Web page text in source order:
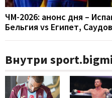
ЧМ-2026: анонс дня –
Бельгия vs Египет,
Внутри